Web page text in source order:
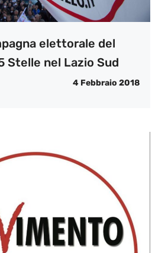
elettorale del
Stelle nel Lazio Sud
4 Febbraio 2018